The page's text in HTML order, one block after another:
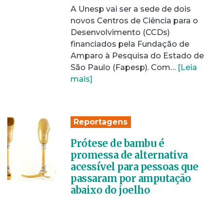
A Unesp vai ser a sede de dois
novos Centros de Ciência para o
Desenvolvimento (CCDs)
financiados pela Fundação de
Amparo à Pesquisa do Estado de
São Paulo (Fapesp). Com… [Leia
mais]
Reportagens
Prótese de bambu é
promessa de alternativa
acessível para pessoas que
passaram por amputação
abaixo do joelho